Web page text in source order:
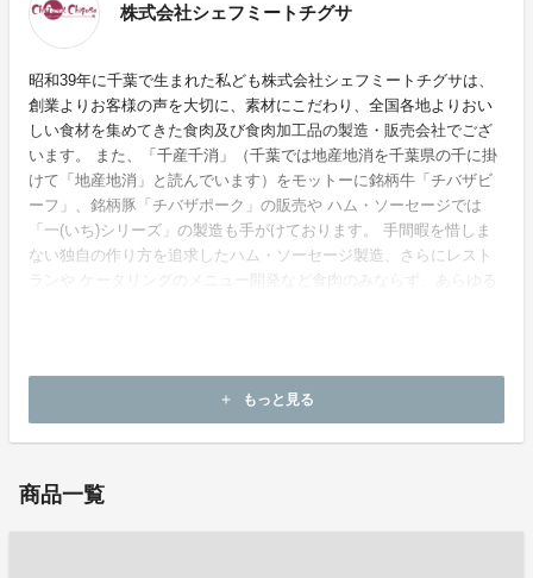
株式会社シェフミートチグサ
昭和39年に千葉で生まれた私ども株式会社シェフミートチグサは、
創業よりお客様の声を大切に、素材にこだわり、全国各地よりおい
しい食材を集めてきた食肉及び食肉加工品の製造・販売会社でござ
います。 また、「千産千消」（千葉では地産地消を千葉県の千に掛
けて「地産地消」と読んでいます）をモットーに銘柄牛「チバザビ
ーフ」、銘柄豚「チバザポーク」の販売や ハム・ソーセージでは
「一(いち)シリーズ」の製造も手がけております。 手間暇を惜しま
ない独自の作り方を追求したハム・ソーセージ製造、さらにレスト
ランや ケータリングのメニュー開発など食肉のみならず、あらゆる
add もっと見る
商品一覧